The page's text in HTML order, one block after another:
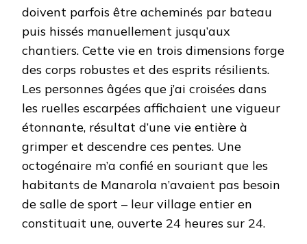
doivent parfois être acheminés par bateau
puis hissés manuellement jusqu’aux
chantiers. Cette vie en trois dimensions forge
des corps robustes et des esprits résilients.
Les personnes âgées que j’ai croisées dans
les ruelles escarpées affichaient une vigueur
étonnante, résultat d’une vie entière à
grimper et descendre ces pentes. Une
octogénaire m’a confié en souriant que les
habitants de Manarola n’avaient pas besoin
de salle de sport – leur village entier en
constituait une, ouverte 24 heures sur 24.